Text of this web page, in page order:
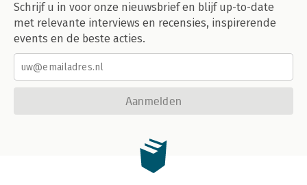
Schrijf u in voor onze nieuwsbrief en blijf up-to-date
met relevante interviews en recensies, inspirerende
events en de beste acties.
Aanmelden